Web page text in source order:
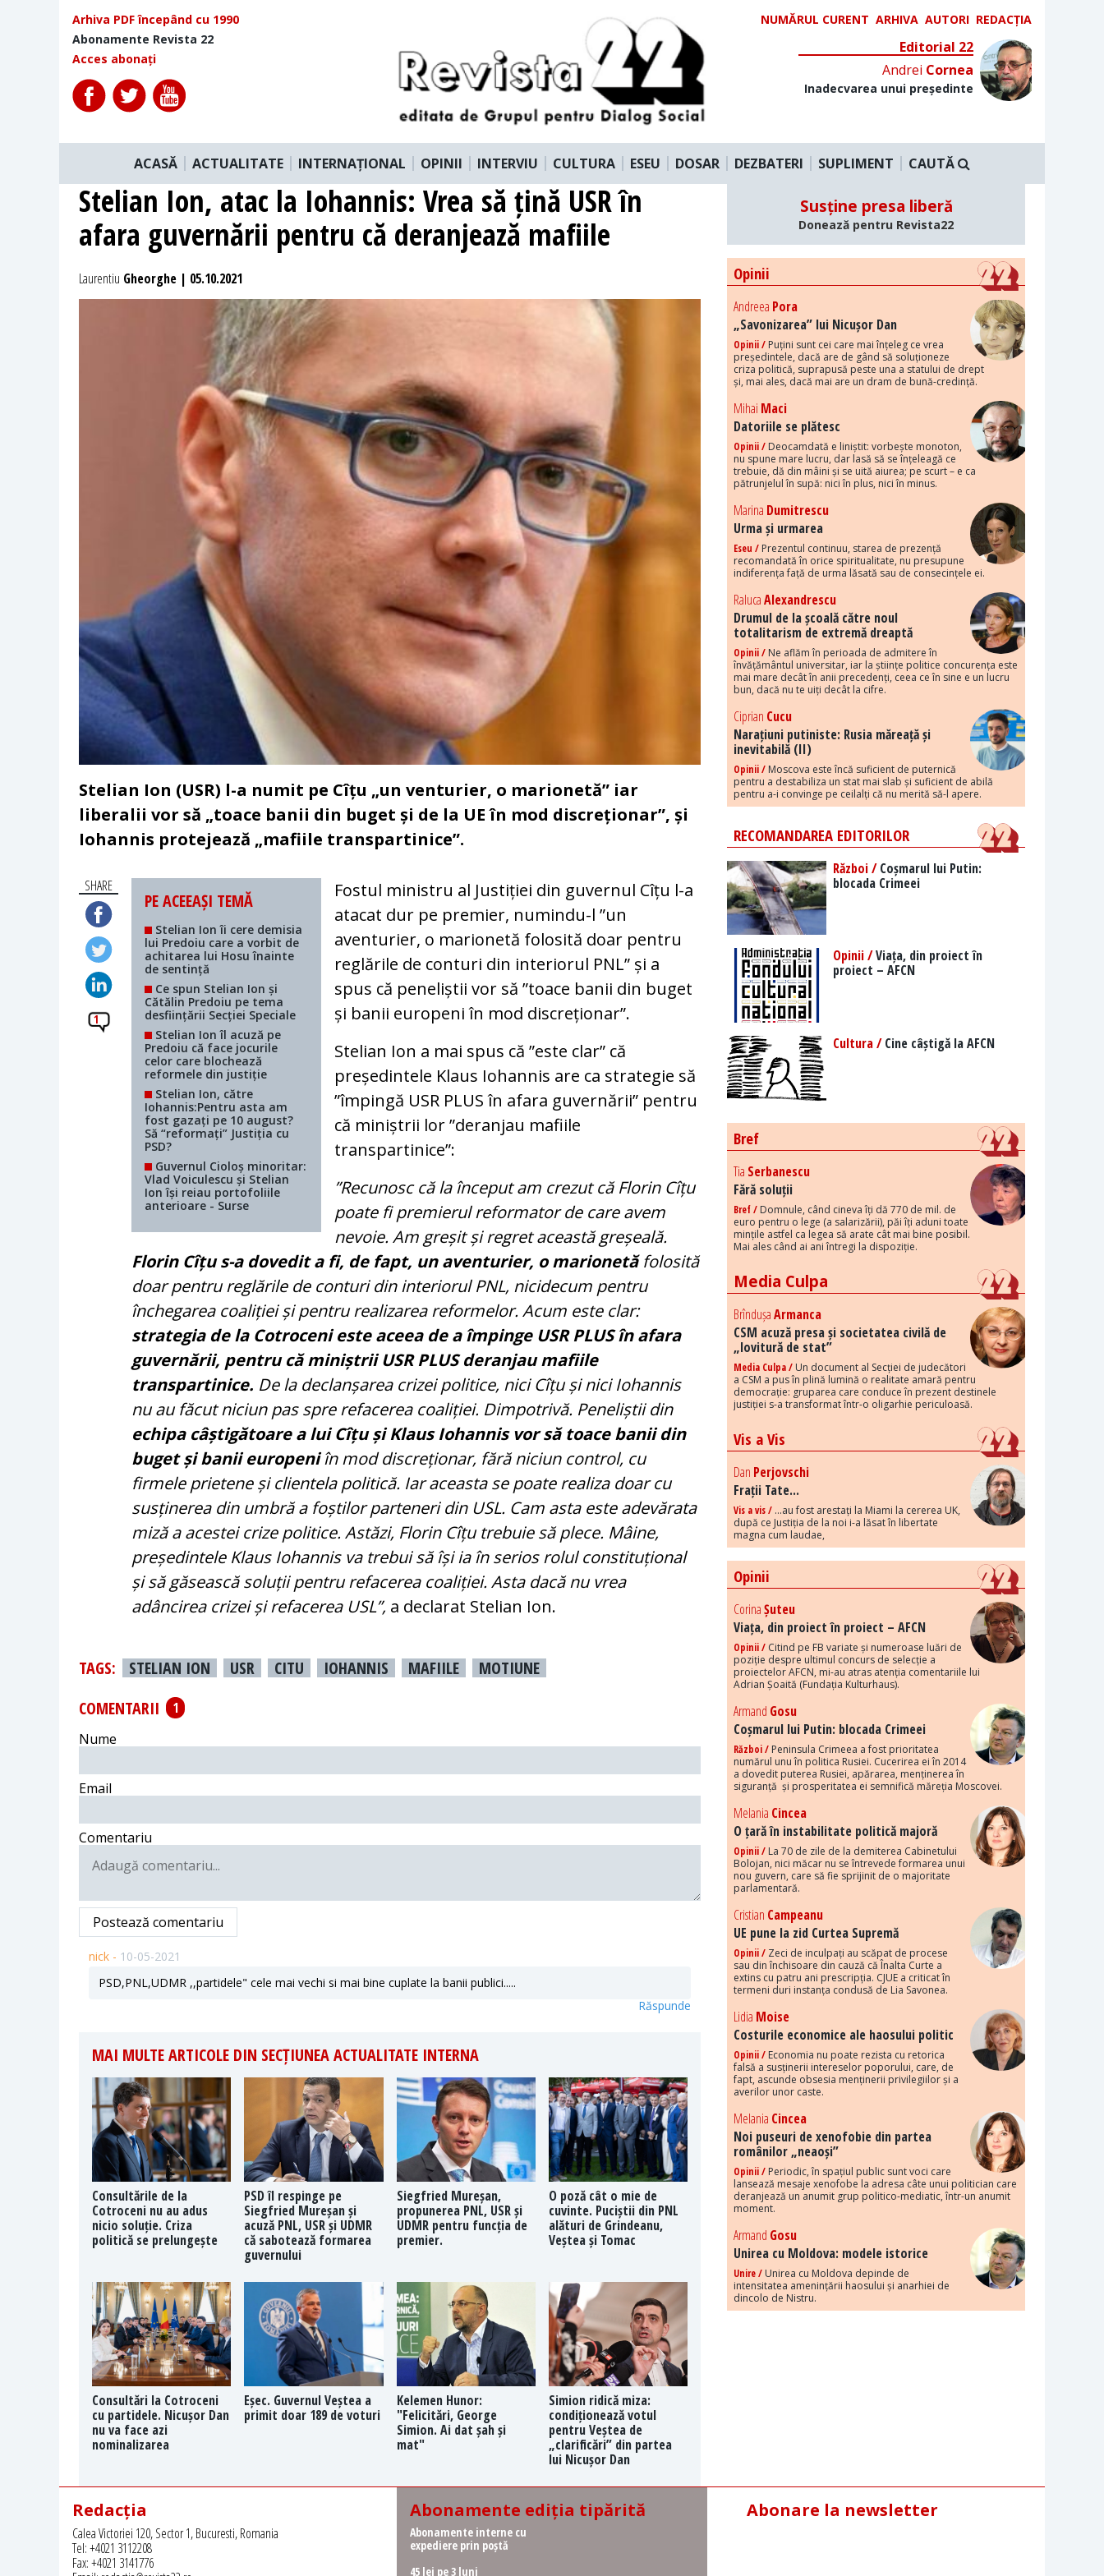
Arhiva PDF începând cu 1990
Abonamente Revista 22
Acces abonați
NUMĂRUL CURENT ARHIVA AUTORI REDACȚIA
Editorial 22
Andrei Cornea
Inadecvarea unui președinte
ACASĂ ACTUALITATE INTERNAȚIONAL OPINII INTERVIU CULTURA ESEU DOSAR DEZBATERI SUPLIMENT CAUTĂ
Stelian Ion, atac la Iohannis: Vrea să țină USR în
afara guvernării pentru că deranjează mafiile
Laurentiu Gheorghe | 05.10.2021
Stelian Ion (USR) l-a numit pe Cîțu „un venturier, o marionetă” iar
liberalii vor să „toace banii din buget și de la UE în mod discreționar”, și
Iohannis protejează „mafiile transpartinice”.
SHARE
1
PE ACEEAȘI TEMĂ
Stelian Ion îi cere demisia
lui Predoiu care a vorbit de
achitarea lui Hosu înainte
de sentință
Ce spun Stelian Ion și
Cătălin Predoiu pe tema
desființării Secției Speciale
Stelian Ion îl acuză pe
Predoiu că face jocurile
celor care blochează
reformele din justiție
Stelian Ion, către
Iohannis:Pentru asta am
fost gazați pe 10 august?
Să “reformați” Justiția cu
PSD?
Guvernul Cioloș minoritar:
Vlad Voiculescu și Stelian
Ion își reiau portofoliile
anterioare - Surse
Fostul ministru al Justiției din guvernul Cîțu l-a
atacat dur pe premier, numindu-l ”un
aventurier, o marionetă folosită doar pentru
reglările de conturi din interiorul PNL” și a
spus că peneliștii vor să ”toace banii din buget
și banii europeni în mod discreționar”.
Stelian Ion a mai spus că ”este clar” că
președintele Klaus Iohannis are ca strategie să
”împingă USR PLUS în afara guvernării” pentru
că miniștrii lor ”deranjau mafiile
transpartinice”:
”Recunosc că la început am crezut că Florin Cîțu
poate fi premierul reformator de care avem
nevoie. Am greșit și regret această greșeală.
Florin Cîțu s-a dovedit a fi, de fapt, un aventurier, o marionetăfolosită
doar pentru reglările de conturi din interiorul PNL, nicidecum pentru
închegarea coaliției și pentru realizarea reformelor. Acum este clar:
strategia de la Cotroceni este aceea de a împinge USR PLUS în afara
guvernării, pentru că miniștrii USR PLUS deranjau mafiile
transpartinice. De la declanșarea crizei politice, nici Cîțu și nici Iohannis
nu au făcut niciun pas spre refacerea coaliției. Dimpotrivă. Peneliștii din
echipa câștigătoare a lui Cîțu și Klaus Iohannis vor să toace banii din
buget și banii europeniîn mod discreționar, fără niciun control, cu
firmele prietene și clientela politică. Iar aceasta se poate realiza doar cu
susținerea din umbră a foștilor parteneri din USL. Cam asta este adevărata
miză a acestei crize politice. Astăzi, Florin Cîțu trebuie să plece. Mâine,
președintele Klaus Iohannis va trebui să își ia în serios rolul constituțional
și să găsească soluții pentru refacerea coaliției. Asta dacă nu vrea
adâncirea crizei și refacerea USL”, a declarat Stelian Ion.
TAGS: STELIAN ION USR CITU IOHANNIS MAFIILE
MOTIUNE
COMENTARII
1
Nume
Email
Comentariu
Postează comentariu
nick - 10-05-2021
PSD,PNL,UDMR ,,partidele" cele mai vechi si mai bine cuplate la banii publici.....
Răspunde
MAI MULTE ARTICOLE DIN SECȚIUNEA ACTUALITATE INTERNA
Consultările de la
Cotroceni nu au adus
nicio soluție. Criza
politică se prelungește
PSD îl respinge pe
Siegfried Mureșan și
acuză PNL, USR și UDMR
că sabotează formarea
guvernului
Siegfried Mureșan,
propunerea PNL, USR și
UDMR pentru funcția de
premier.
O poză cât o mie de
cuvinte. Puciștii din PNL
alături de Grindeanu,
Veștea și Tomac
Consultări la Cotroceni
cu partidele. Nicușor Dan
nu va face azi
nominalizarea
Eșec. Guvernul Veștea a
primit doar 189 de voturi
Kelemen Hunor:
"Felicitări, George
Simion. Ai dat șah și
mat"
Simion ridică miza:
condiționează votul
pentru Veștea de
„clarificări” din partea
lui Nicușor Dan
Susține presa liberă
Donează pentru Revista22
Opinii
Andreea Pora
„Savonizarea” lui Nicușor Dan
Opinii / Puțini sunt cei care mai înțeleg ce vrea
președintele, dacă are de gând să soluționeze
criza politică, suprapusă peste una a statului de drept
și, mai ales, dacă mai are un dram de bună-credință.
Mihai Maci
Datoriile se plătesc
Opinii / Deocamdată e liniștit: vorbește monoton,
nu spune mare lucru, dar lasă să se înțeleagă ce
trebuie, dă din mâini și se uită aiurea; pe scurt – e ca
pătrunjelul în supă: nici în plus, nici în minus.
Marina Dumitrescu
Urma și urmarea
Eseu / Prezentul continuu, starea de prezență
recomandată în orice spiritualitate, nu presupune
indiferența față de urma lăsată sau de consecințele ei.
RalucaAlexandrescu
Drumul de la școală către noul
totalitarism de extremă dreaptă
Opinii / Ne aflăm în perioada de admitere în
învățământul universitar, iar la științe politice concurența este
mai mare decât în anii precedenți, ceea ce în sine e un lucru
bun, dacă nu te uiți decât la cifre.
Ciprian Cucu
Narațiuni putiniste: Rusia măreață și
inevitabilă (II)
Opinii / Moscova este încă suficient de puternică
pentru a destabiliza un stat mai slab și suficient de abilă
pentru a-i convinge pe ceilalți că nu merită să-l apere.
RECOMANDAREA EDITORILOR
Război /Coșmarul lui Putin:
blocada Crimeei
Opinii /Viața, din proiect în
proiect – AFCN
Cultura /Cine câștigă la AFCN
Bref
Tia Serbanescu
Fără soluții
Bref / Domnule, când cineva îți dă 770 de mil. de
euro pentru o lege (a salarizării), păi îți aduni toate
mințile astfel ca legea să arate cât mai bine posibil.
Mai ales când ai ani întregi la dispoziție.
Media Culpa
BrîndușaArmanca
CSM acuză presa și societatea civilă de
„lovitură de stat”
Media Culpa / Un document al Secției de judecători
a CSM a pus în plină lumină o realitate amară pentru
democrație: gruparea care conduce în prezent destinele
justiției s-a transformat într-o oligarhie periculoasă.
Vis a Vis
Dan Perjovschi
Frații Tate...
Vis a vis / ...au fost arestați la Miami la cererea UK,
după ce Justiția de la noi i-a lăsat în libertate
magna cum laudae,
Opinii
CorinaȘuteu
Viața, din proiect în proiect – AFCN
Opinii / Citind pe FB variate și numeroase luări de
poziție despre ultimul concurs de selecție a
proiectelor AFCN, mi-au atras atenția comentariile lui
Adrian Șoaită (Fundația Kulturhaus).
Armand Gosu
Coșmarul lui Putin: blocada Crimeei
Război / Peninsula Crimeea a fost prioritatea
numărul unu în politica Rusiei. Cucerirea ei în 2014
a dovedit puterea Rusiei, apărarea, menținerea în
siguranță și prosperitatea ei semnifică măreția Moscovei.
Melania Cincea
O țară în instabilitate politică majoră
Opinii / La 70 de zile de la demiterea Cabinetului
Bolojan, nici măcar nu se întrevede formarea unui
nou guvern, care să fie sprijinit de o majoritate
parlamentară.
Cristian Campeanu
UE pune la zid Curtea Supremă
Opinii / Zeci de inculpați au scăpat de procese
sau din închisoare din cauză că Înalta Curte a
extins cu patru ani prescripția. CJUE a criticat în
termeni duri instanța condusă de Lia Savonea.
Lidia Moise
Costurile economice ale haosului politic
Opinii / Economia nu poate rezista cu retorica
falsă a susținerii intereselor poporului, care, de
fapt, ascunde obsesia menținerii privilegiilor și a
averilor unor caste.
Melania Cincea
Noi puseuri de xenofobie din partea
românilor „neaoși”
Opinii / Periodic, în spațiul public sunt voci care
lansează mesaje xenofobe la adresa câte unui politician care
deranjează un anumit grup politico-mediatic, într-un anumit
moment.
Armand Gosu
Unirea cu Moldova: modele istorice
Unire / Unirea cu Moldova depinde de
intensitatea amenințării haosului și anarhiei de
dincolo de Nistru.
Redacția
Calea Victoriei 120, Sector 1, Bucuresti, Romania
Tel: +4021 3112208
Fax: +4021 3141776
Abonamente ediția tipărită
Abonamente interne cu
expediere prin poștă
45 lei pe 3 luni
Abonare la newsletter